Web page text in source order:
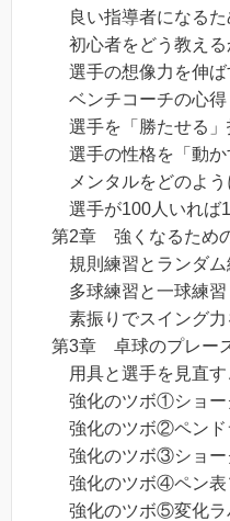
良い指導者になるた
初心者をどう教える
選手の想像力を伸ば
ベンチコーチの心得
選手を「勝たせる」
選手の性格を「動か
メンタルをどのよう
選手が100人いれば
第2章 強くなるため
規則練習とランダム
多球練習と一球練習
素振りでスイング力
第3章 卓球のプレー
用具と選手を見直す
強化のツボ①ショー
強化のツボ②ペンド
強化のツボ③ショー
強化のツボ④ペン表
強化のツボ⑤変化ラ